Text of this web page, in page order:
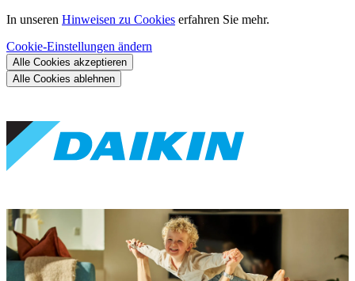
In unseren Hinweisen zu Cookies erfahren Sie mehr.
Cookie-Einstellungen ändern
Alle Cookies akzeptieren
Alle Cookies ablehnen